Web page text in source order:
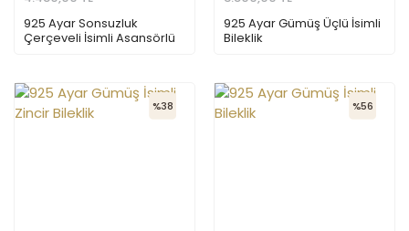
925 Ayar Sonsuzluk
Çerçeveli İsimli Asansörlü
925 Ayar Gümüş Üçlü İsimli
Bileklik
%38 %56